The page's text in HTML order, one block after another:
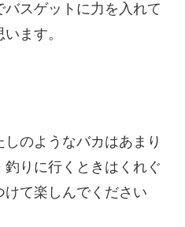
スゲットに力を入れて
ます。
のようなバカはあまり
りに行くときはくれぐ
て楽しんでください